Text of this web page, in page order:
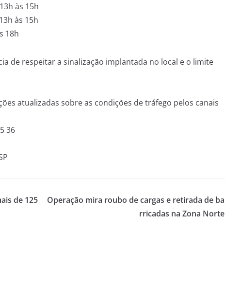
às 15h
às 15h
18h
de respeitar a sinalização implantada no local e o limite
atualizadas sobre as condições de tráfego pelos canais
36
de 125
Operação mira roubo de cargas e retirada de ba
rricadas na Zona Norte